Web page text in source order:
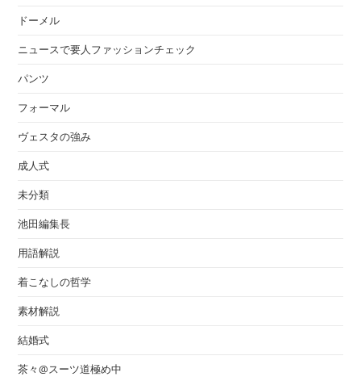
ドーメル
ニュースで要人ファッションチェック
パンツ
フォーマル
ヴェスタの強み
成人式
未分類
池田編集長
用語解説
着こなしの哲学
素材解説
結婚式
茶々@スーツ道極め中